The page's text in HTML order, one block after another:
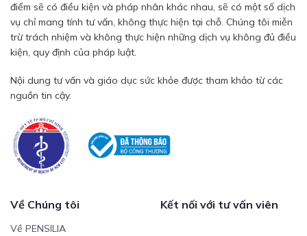
điểm sẽ có điều kiện và pháp nhân khác nhau, sẽ có một số dịch
vụ chỉ mang tính tư vấn, không thực hiện tại chỗ. Chúng tôi miễn
trừ trách nhiệm và không thực hiện những dịch vụ không đủ điều
kiện, quy định của pháp luật.
Nội dung tư vấn và giáo dục sức khỏe được tham khảo từ các
nguồn tin cậy.
Về Chúng tôi
Về PENSILIA
Kết nối với tư vấn viên